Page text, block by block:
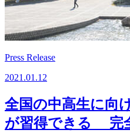
Press Release
2021.01.12
全国の中高生に向
が習得できる 完